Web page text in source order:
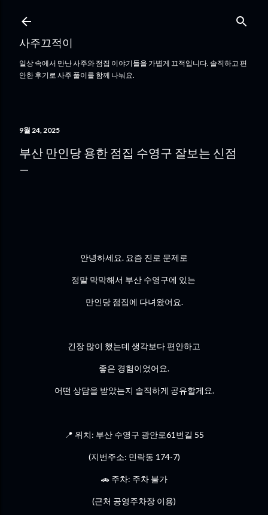
사주끄적이
일상 속에서 만난 사주와 점집 이야기들을 가볍게 끄적입니다. 솔직하고 편
안한 후기로 사주 풀이를 함께 나눠요.
9월 24, 2025
부산 만인당 용한 점집 수영구 잘보는 신점
안녕하세요. 요즘 진로 문제로
정말 막막해서 부산 수영구에 있는
만인당 점집에 다녀왔어요.
긴장 많이 했는데 생각보다 편안하고
좋은 경험이었어요.
어떤 상담을 받았는지 솔직하게 공유할게요.
📍 위치: 부산 수영구 광안로61번길 55
(지번주소: 민락동 174-7)
🚗 주차: 주차 불가
(근처 공영주차장 이용)